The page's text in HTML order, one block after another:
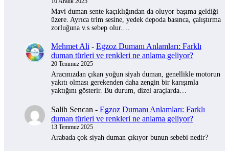
Mavi duman sente kaçıklığından da oluyor başıma geldiği
üzere. Ayrıca trim sesine, yedek depoda basınca, çalıştırma
zorluğuna v.s sebep olur.…
Mehmet Ali - Egzoz Dumanı Anlamları: Farklı
duman türleri ve renkleri ne anlama geliyor?
20 Temmuz 2025
Aracınızdan çıkan yoğun siyah duman, genellikle motorun
yakıtı olması gerekenden daha zengin bir karışımla
yaktığını gösterir. Bu durum, dizel araçlarda…
Salih Sencan - Egzoz Dumanı Anlamları: Farklı
duman türleri ve renkleri ne anlama geliyor?
13 Temmuz 2025
Arabada çok siyah duman çıkıyor bunun sebebi nedir?